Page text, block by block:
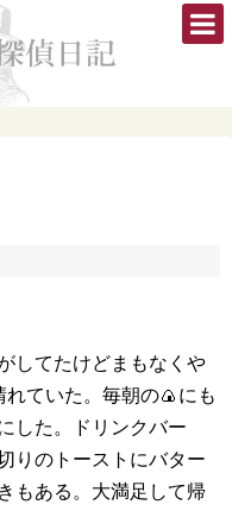
してたけどまもなくや
ていた。毎朝の🍙にも
した。ドリンクバー
りのトーストにバター
もある。大満足して帰